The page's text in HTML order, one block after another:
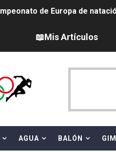
de Europa de
- Adam Page con Brodido
de Francia femenino 2026 -
Pro Baseball League 2026
de Europa en aguas
NXT - Myles Borne y
📖Mis Artículos
AGUA BALÓN